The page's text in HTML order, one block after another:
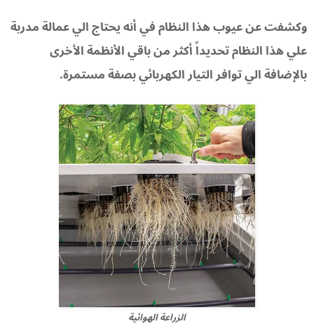
وكشفت عن عيوب هذا النظام في أنه يحتاج الي عمالة مدربة
علي هذا النظام تحديداً أكثر من باقي الأنظمة الأخرى
بالإضافة الي توافر التيار الكهربائي بصفة مستمرة.
الزراعة الهوائية